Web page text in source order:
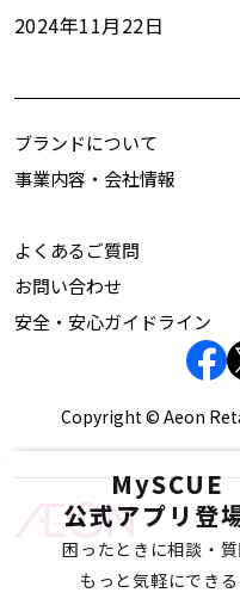
2024年11月22日
MySCUE
公式アプリ登
困ったときに相談・
もっと気軽にできる
ブランドについて
事業内容・会社情報
よくあるご質問
お問い合わせ
安全・安心ガイドライン
Copyright © Aeon